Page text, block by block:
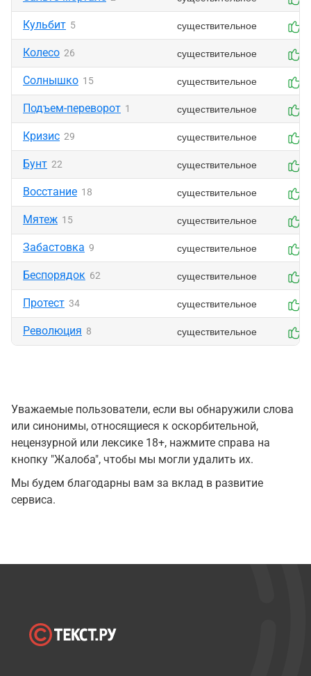
Кульбит 5 существительное
Колесо 26 существительное
Солнышко 15 существительное
Подъем-переворот 1 существительное
Кризис 29 существительное
Бунт 22 существительное
Восстание 18 существительное
Мятеж 15 существительное
Забастовка 9 существительное
Беспорядок 62 существительное
Протест 34 существительное
Революция 8 существительное
Уважаемые пользователи, если вы обнаружили слова
или синонимы, относящиеся к оскорбительной,
нецензурной или лексике 18+, нажмите справа на
кнопку "Жалоба", чтобы мы могли удалить их.
Мы будем благодарны вам за вклад в развитие
сервиса.